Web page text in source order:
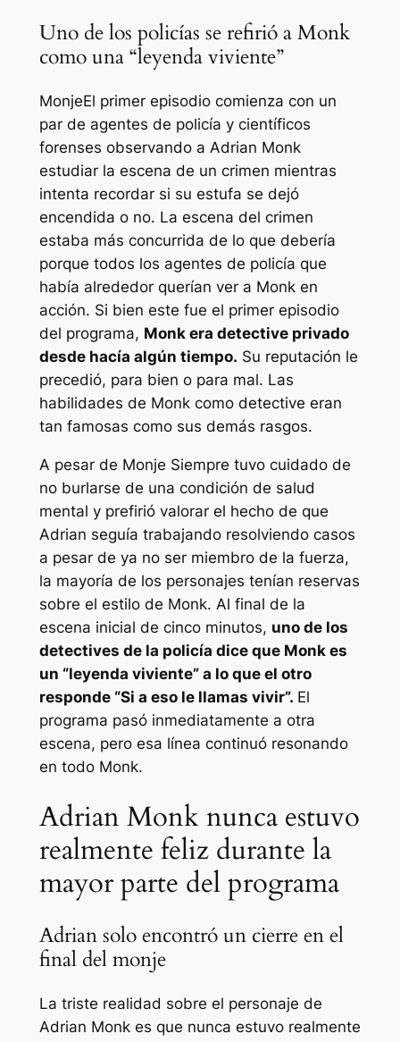
Uno de los policías se refirió a Monk
como una “leyenda viviente”
MonjeEl primer episodio comienza con un
par de agentes de policía y científicos
forenses observando a Adrian Monk
estudiar la escena de un crimen mientras
intenta recordar si su estufa se dejó
encendida o no. La escena del crimen
estaba más concurrida de lo que debería
porque todos los agentes de policía que
había alrededor querían ver a Monk en
acción. Si bien este fue el primer episodio
del programa, Monk era detective privado
desde hacía algún tiempo. Su reputación le
precedió, para bien o para mal. Las
habilidades de Monk como detective eran
tan famosas como sus demás rasgos.
A pesar de Monje Siempre tuvo cuidado de
no burlarse de una condición de salud
mental y prefirió valorar el hecho de que
Adrian seguía trabajando resolviendo casos
a pesar de ya no ser miembro de la fuerza,
la mayoría de los personajes tenían reservas
sobre el estilo de Monk. Al final de la
escena inicial de cinco minutos, uno de los
detectives de la policía dice que Monk es
un “leyenda viviente” a lo que el otro
responde “Si a eso le llamas vivir”. El
programa pasó inmediatamente a otra
escena, pero esa línea continuó resonando
en todo Monk.
Adrian Monk nunca estuvo
realmente feliz durante la
mayor parte del programa
Adrian solo encontró un cierre en el
final del monje
La triste realidad sobre el personaje de
Adrian Monk es que nunca estuvo realmente